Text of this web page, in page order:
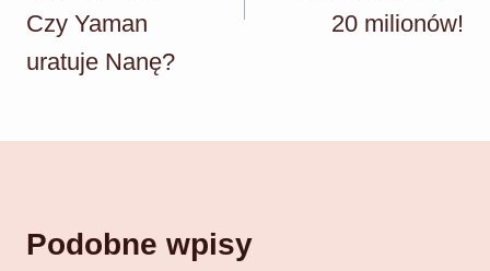
Czy Yaman
uratuje Nanę?
20 milionów!
Podobne wpisy